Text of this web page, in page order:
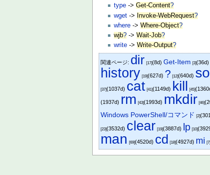
type ->Get-Content?
wget -> Invoke-WebRequest?
where ->Where-Object?
wjb? ->Wait-Job?
write ->Write-Output?
関連ページ: dir [17](8d)Get-Item [3](36d)
history [19](627d) ? [12](640d)
[37](1037d) cat [41](1149d) kill [45]
(1937d) rm [43](1993d) mkdir [46]
Windows PowerShell/コマンド [2]
[23](3532d) clear [19](3887d) lp [10]
man [69](4520d) cd [18](4927d) mi